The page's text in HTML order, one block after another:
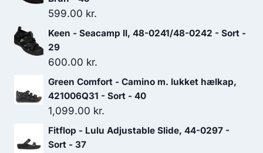
599.00 kr.
Keen - Seacamp II, 48-0241/48-0242 - Sort -
29
600.00 kr.
Green Comfort - Camino m. lukket hælkap,
421006Q31 - Sort - 40
1,099.00 kr.
Fitflop - Lulu Adjustable Slide, 44-0297 -
Sort - 37